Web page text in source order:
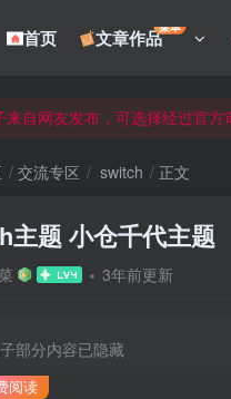
首页 文章作品菜单
来自网友发布，可选择经过官
来自网友发布，可选择经过官方
交流专区 switch 正文
主题 小仓千代主题
3年前更新
部分内容已隐藏
阅读